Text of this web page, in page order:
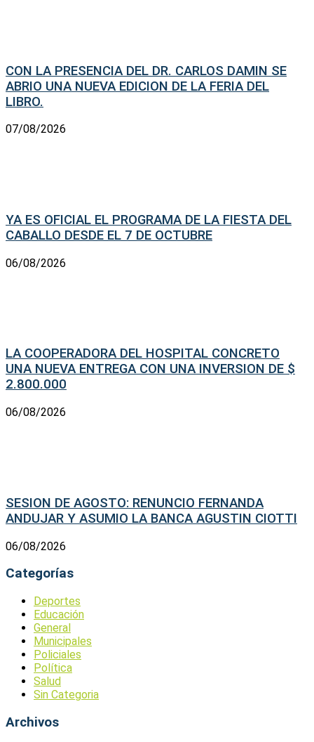
CON LA PRESENCIA DEL DR. CARLOS DAMIN SE
ABRIO UNA NUEVA EDICION DE LA FERIA DEL
LIBRO.
07/08/2026
YA ES OFICIAL EL PROGRAMA DE LA FIESTA DEL
CABALLO DESDE EL 7 DE OCTUBRE
06/08/2026
LA COOPERADORA DEL HOSPITAL CONCRETO
UNA NUEVA ENTREGA CON UNA INVERSION DE $
2.800.000
06/08/2026
SESION DE AGOSTO: RENUNCIO FERNANDA
ANDUJAR Y ASUMIO LA BANCA AGUSTIN CIOTTI
06/08/2026
Categorías
Deportes
Educación
General
Municipales
Policiales
Política
Salud
Sin Categoria
Archivos